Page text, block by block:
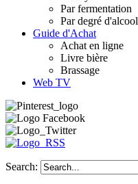
Par fermentation
Par degré d'alcool
Guide d'Achat
Achat en ligne
Livre bière
Brassage
Web TV
Search: